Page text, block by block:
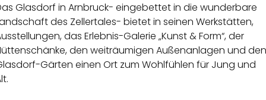
Glasdorf in Arnbruck- eingebettet in die wunderbare
des Zellertales- bietet in seinen Werkstätten,
das Erlebnis-Galerie „Kunst & Form“, der
den weiträumigen Außenanlagen und den
Gärten einen Ort zum Wohlfühlen für Jung und